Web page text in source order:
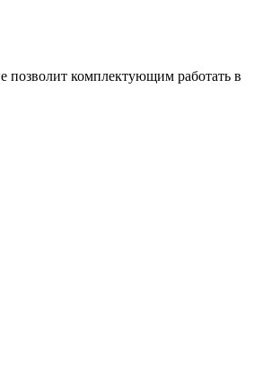
позволит комплектующим работать в